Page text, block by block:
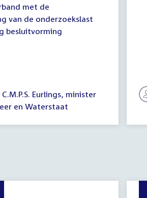
met de
van de onderzoekslast
besluitvorming
C.M.P.S. Eurlings, minister
en Waterstaat